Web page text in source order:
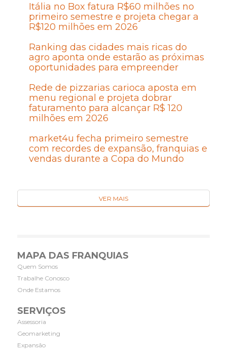
Itália no Box fatura R$60 milhões no
primeiro semestre e projeta chegar a
R$120 milhões em 2026
Ranking das cidades mais ricas do
agro aponta onde estarão as próximas
oportunidades para empreender
Rede de pizzarias carioca aposta em
menu regional e projeta dobrar
faturamento para alcançar R$ 120
milhões em 2026
market4u fecha primeiro semestre
com recordes de expansão, franquias e
vendas durante a Copa do Mundo
VER MAIS
MAPA DAS FRANQUIAS
Quem Somos
Trabalhe Conosco
Onde Estamos
SERVIÇOS
Assessoria
Geomarketing
Expansão